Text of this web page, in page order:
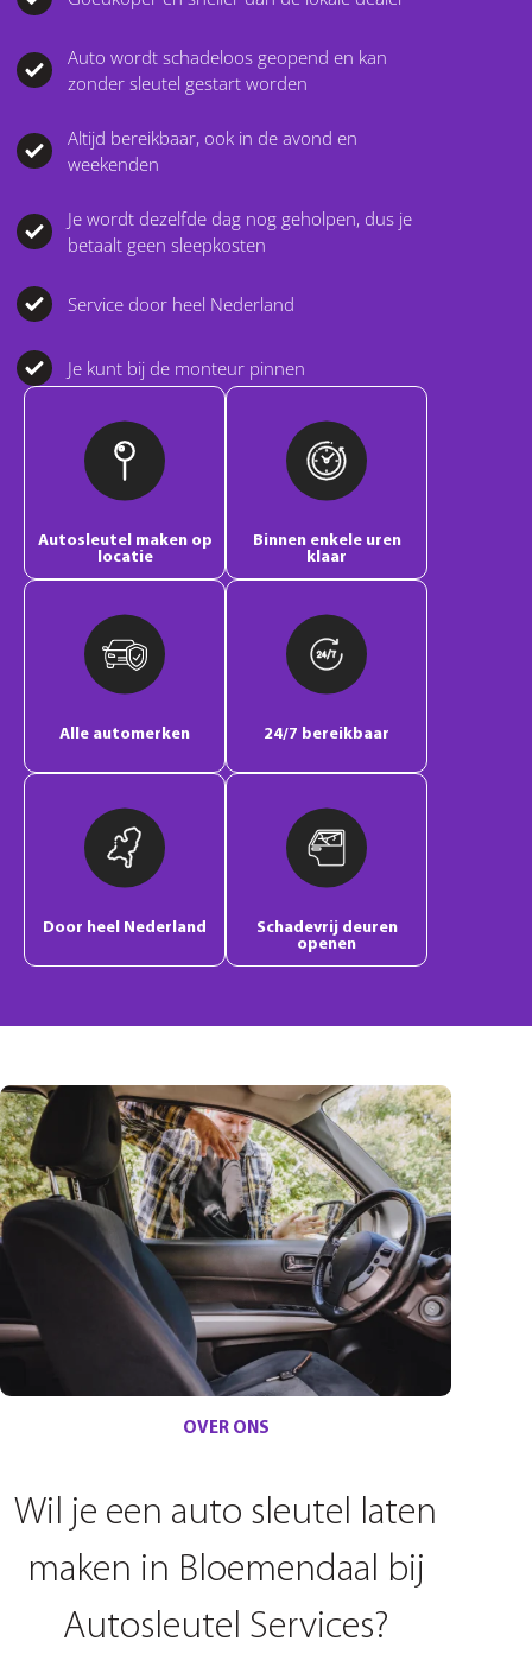
Auto wordt schadeloos geopend en kan
zonder sleutel gestart worden
Altijd bereikbaar, ook in de avond en
weekenden
Je wordt dezelfde dag nog geholpen, dus je
betaalt geen sleepkosten
Service door heel Nederland
Je kunt bij de monteur pinnen
Autosleutel maken op
locatie
Binnen enkele uren
klaar
Alle automerken 24/7 bereikbaar
Door heel Nederland
Schadevrij deuren
openen
OVER ONS
Wil je een auto sleutel laten
maken in Bloemendaal bij
Autosleutel Services?